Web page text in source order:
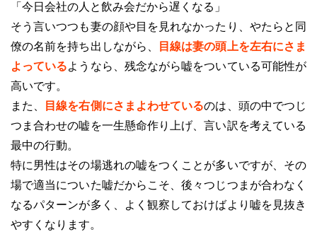
「今日会社の人と飲み会だから遅くなる」
そう言いつつも妻の顔や目を見れなかったり、やたらと同
僚の名前を持ち出しながら、
目線は妻の頭上を左右にさま
よっているようなら、残念ながら嘘をついている可能性が
高いです。
また、
目線を右側にさまよわせているのは、頭の中でつじ
つま合わせの嘘を一生懸命作り上げ、言い訳を考えている
最中の行動。
特に男性はその場逃れの嘘をつくことが多いですが、その
場で適当についた嘘だからこそ、後々つじつまが合わなく
なるパターンが多く、よく観察しておけばより嘘を見抜き
やすくなります。